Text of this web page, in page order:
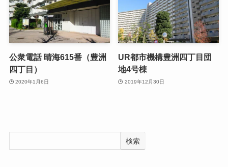
公衆電話 晴海615番（豊洲
四丁目）
2020年1月6日
UR都市機構豊洲四丁目団
地4号棟
2019年12月30日
検索